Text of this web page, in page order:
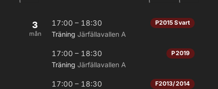
3
mån
17:00 – 18:30 P2015 Svart
Träning Järfällavallen A
17:00 – 18:30 P2019
Träning Järfällavallen A
17:00 – 18:30 F2013/2014